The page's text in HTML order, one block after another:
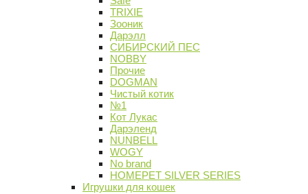
TRIXIE
Зооник
Дарэлл
СИБИРСКИЙ ПЕС
NOBBY
Прочие
DOGMAN
Чистый котик
№1
Кот Лукас
Дарэленд
NUNBELL
WOGY
No brand
HOMEPET SILVER SERIES
Игрушки для кошек